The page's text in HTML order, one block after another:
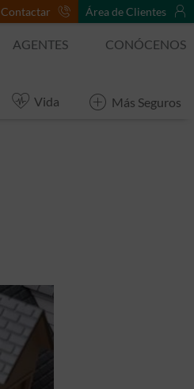
Contactar Área de Clientes
Vida Más Seguros
AGENTES CONÓCENOS